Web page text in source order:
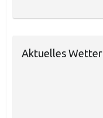
Aktuelles Wetter